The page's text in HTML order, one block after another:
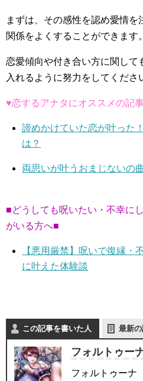
まずは、その感性を認め愛情
関係をよくすることができます。
恋愛傾向や付き合い方に関して
入れるように努力をしてくださ
♥恋するアナタにオススメの記
諦めかけていた恋が叶った
は？
両思いが叶うおまじないの
■どうしても呪いたい・不幸に
がいる方へ■
【悪用厳禁】呪いで復縁・
に叶えた体験談
この記事を書いた人 最新
フォルトゥー
フォルトゥーナ